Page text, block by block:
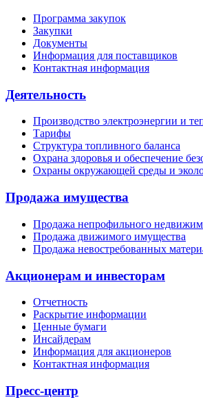
Программа закупок
Закупки
Документы
Информация для поставщиков
Контактная информация
Деятельность
Производство электроэнергии и
Тарифы
Структура топливного баланса
Охрана здоровья и обеспечение
Охраны окружающей среды и
Продажа имущества
Продажа непрофильного
Продажа движимого имущества
Продажа невостребованных
Акционерам и инвесторам
Отчетность
Раскрытие информации
Ценные бумаги
Инсайдерам
Информация для акционеров
Контактная информация
Пресс-центр